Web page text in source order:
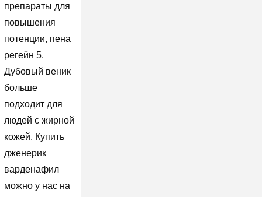
препараты для
повышения
потенции, пена
регейн 5.
Дубовый веник
больше
подходит для
людей с жирной
кожей. Купить
дженерик
варденафил
можно у нас на